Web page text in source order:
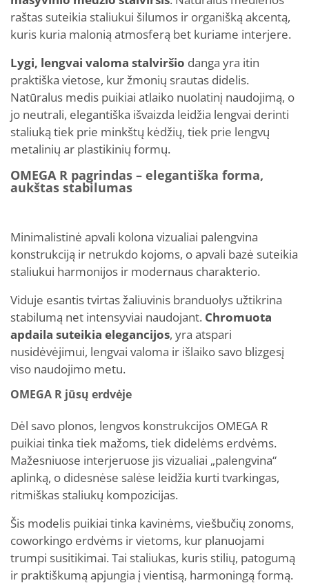
raštas suteikia staliukui šilumos ir organišką akcentą,
kuris kuria malonią atmosferą bet kuriame interjere.
Lygi, lengvai valoma stalviršio danga yra itin
praktiška vietose, kur žmonių srautas didelis.
Natūralus medis puikiai atlaiko nuolatinį naudojimą, o
jo neutrali, elegantiška išvaizda leidžia lengvai derinti
staliuką tiek prie minkštų kėdžių, tiek prie lengvų
metalinių ar plastikinių formų.
OMEGA R pagrindas – elegantiška forma,
aukštas stabilumas
Minimalistinė apvali kolona vizualiai palengvina
konstrukciją ir netrukdo kojoms, o apvali bazė suteikia
staliukui harmonijos ir modernaus charakterio.
Viduje esantis tvirtas žaliuvinis branduolys užtikrina
stabilumą net intensyviai naudojant. Chromuota
apdaila suteikia elegancijos, yra atspari
nusidėvėjimui, lengvai valoma ir išlaiko savo blizgesį
viso naudojimo metu.
OMEGA R jūsų erdvėje
Dėl savo plonos, lengvos konstrukcijos OMEGA R
puikiai tinka tiek mažoms, tiek didelėms erdvėms.
Mažesniuose interjeruose jis vizualiai „palengvina“
aplinką, o didesnėse salėse leidžia kurti tvarkingas,
ritmiškas staliukų kompozicijas.
Šis modelis puikiai tinka kavinėms, viešbučių zonoms,
coworkingo erdvėms ir vietoms, kur planuojami
trumpi susitikimai. Tai staliukas, kuris stilių, patogumą
ir praktiškumą apjungia į vientisą, harmoningą formą.